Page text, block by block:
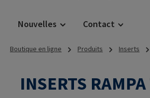
Nouvelles Contact
Boutique en ligne Produits Inserts
INSERTS RAMPA